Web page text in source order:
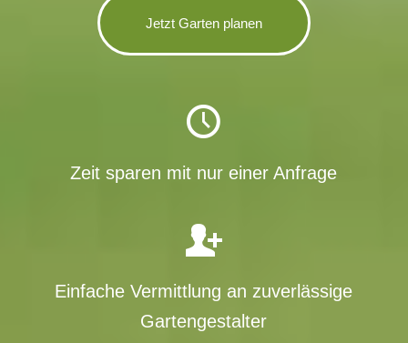
Jetzt Garten planen
Zeit sparen mit nur einer Anfrage
Einfache Vermittlung an zuverlässige
Gartengestalter